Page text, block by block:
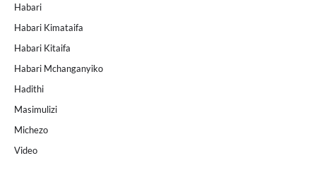
Habari
Habari Kimataifa
Habari Kitaifa
Habari Mchanganyiko
Hadithi
Masimulizi
Michezo
Video